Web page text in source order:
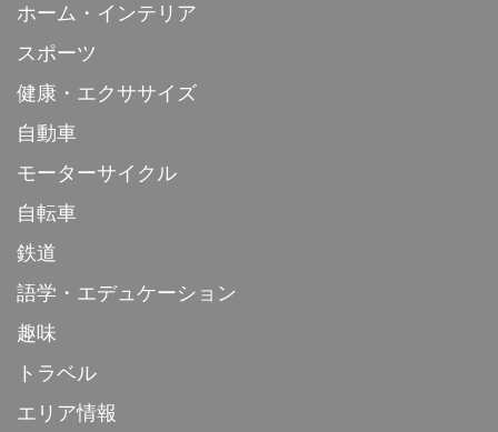
ホーム・インテリア
スポーツ
健康・エクササイズ
自動車
モーターサイクル
自転車
鉄道
語学・エデュケーション
趣味
トラベル
エリア情報